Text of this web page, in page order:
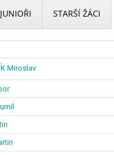
JUNIOŘI STARŠÍ ŽÁCI
Miroslav